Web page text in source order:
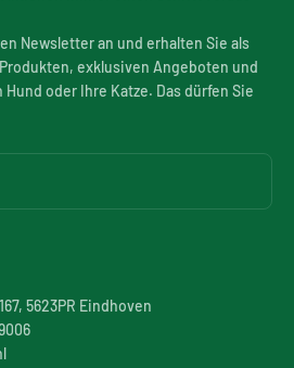
Newsletter an und erhalten Sie als
exklusiven Angeboten und
oder Ihre Katze. Das dürfen Sie
5623PR Eindhoven